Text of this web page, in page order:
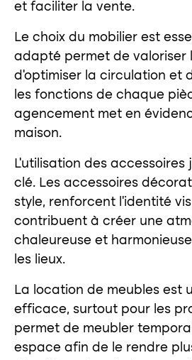
et faciliter la vente.
Le choix du mobilier est
adapté permet de valoriser
d’optimiser la circulation et
les fonctions de chaque
agencement met en
maison.
L’utilisation des
clé. Les accessoires
style, renforcent l’identité
contribuent à créer une
chaleureuse et
les lieux.
La location de meubles est
efficace, surtout pour les
permet de meubler
espace afin de le rendre